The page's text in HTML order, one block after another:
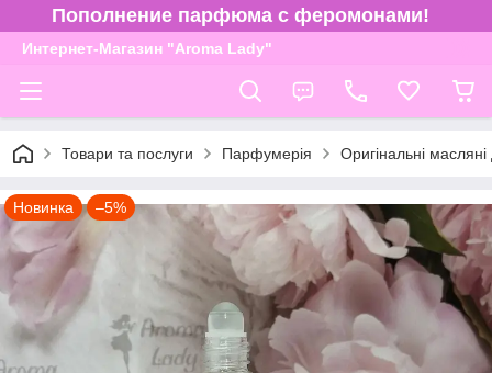
Пополнение парфюма с феромонами!
Интернет-Магазин "Aroma Lady"
Товари та послуги Парфумерія Оригінальні
Новинка –5%